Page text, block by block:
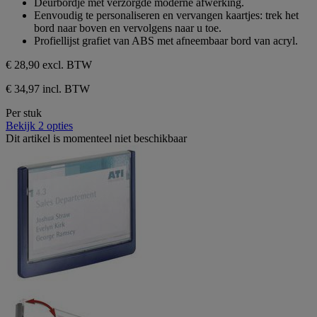
sterren.
Eenvoudig te personaliseren en vervangen kaartjes: trek het
bord naar boven en vervolgens naar u toe.
Profiellijst grafiet van ABS met afneembaar bord van acryl.
€ 28,90 excl. BTW
€ 34,97 incl. BTW
Per stuk
Bekijk 2 opties
Dit artikel is momenteel niet beschikbaar